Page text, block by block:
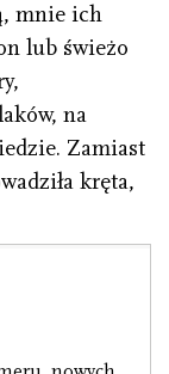
mnie ich
lub świeżo
na
Zamiast
kręta,